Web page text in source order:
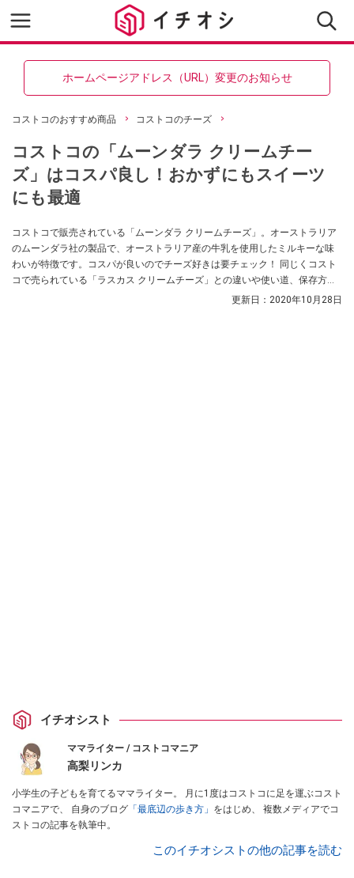
ホームページアドレス（URL）変更のお知らせ
コストコのおすすめ商品 コストコのチーズ
コストコの「ムーンダラ クリームチー
ズ」はコスパ良し！おかずにもスイーツ
にも最適
コストコで販売されている「ムーンダラ クリームチーズ」。オーストラリア
のムーンダラ社の製品で、オーストラリア産の牛乳を使用したミルキーな味
わいが特徴です。コスパが良いのでチーズ好きは要チェック！ 同じくコスト
コで売られている「ラスカス クリームチーズ」との違いや使い道、保存方法
をコストコ通のライター高梨リンカさんに教えてもらいました。
更新日： 2020年10月28日
イチオシスト
ママライター / コストコマニア
高梨リンカ
小学生の子どもを育てるママライター。 月に1度はコストコに足を運ぶコスト
コマニアで、 自身のブログ 「最底辺の歩き方」 をはじめ、 複数メディアでコ
ストコの記事を執筆中。
このイチオシストの他の記事を読む